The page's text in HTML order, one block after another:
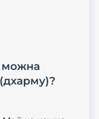
можна